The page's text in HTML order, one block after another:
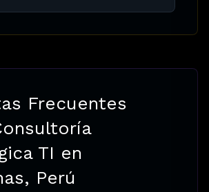
Frecuentes
TI en
Perú